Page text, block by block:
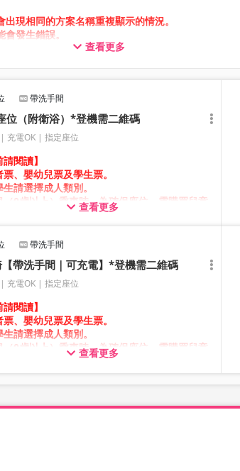
現相同的方案名稱重複顯示的情況。
發生錯誤。
訊息，請從不同圖片的方案進行預約。
查看更多
帶洗手間
位（附衛浴）*登機需二維碼
充電OK 指定座位
請閱讀】
票、嬰幼兒票及學生票。
請選擇成人類別。
（0歲以上）乘車時，為確保座位，需購買兒童
況並非即時顯示。
完，也可能仍顯示剩餘數量。
價格。
點可能不提供相關服務。
查看更多
帶洗手間
帶洗手間｜可充電】*登機需二維碼
充電OK 指定座位
請閱讀】
票、嬰幼兒票及學生票。
請選擇成人類別。
（0歲以上）乘車時，為確保座位，需購買兒童
選擇兒童類別。
銷售日期及班次隨時變動。預約前請確認購買
查看更多